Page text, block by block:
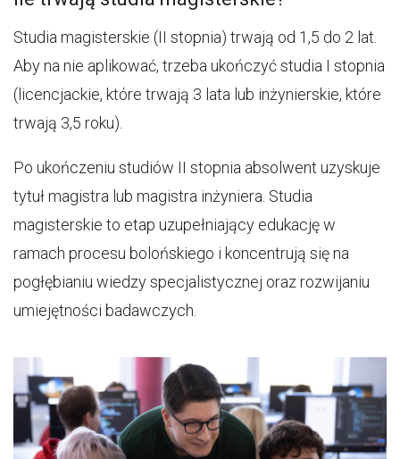
Studia magisterskie (II stopnia) trwają od 1,5 do 2 lat.
Aby na nie aplikować, trzeba ukończyć studia I stopnia
(licencjackie, które trwają 3 lata lub inżynierskie, które
trwają 3,5 roku).
Po ukończeniu studiów II stopnia absolwent uzyskuje
tytuł magistra lub magistra inżyniera. Studia
magisterskie to etap uzupełniający edukację w
ramach procesu bolońskiego i koncentrują się na
pogłębianiu wiedzy specjalistycznej oraz rozwijaniu
umiejętności badawczych.